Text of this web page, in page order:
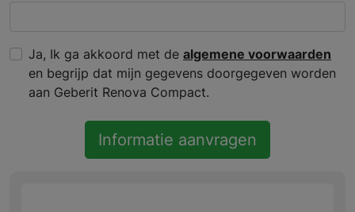
Ja, Ik ga akkoord met de algemene voorwaarden
en begrijp dat mijn gegevens doorgegeven worden
aan Geberit Renova Compact.
Informatie aanvragen